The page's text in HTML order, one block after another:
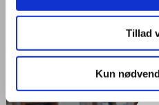
Tillad
Kun
kontakt med kunder og service, og
regneark, databaser og andre IT-